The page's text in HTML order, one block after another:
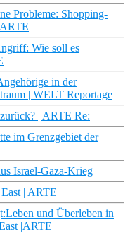
Probleme: Shopping-
Wie soll es
in der
| WELT Reportage
| ARTE Re:
im Grenzgebiet der
Israel-Gaza-Krieg
| ARTE
und Überleben in
|ARTE